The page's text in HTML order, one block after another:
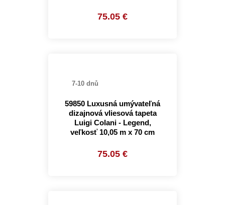
75.05 €
7-10 dnů
59850 Luxusná umývateľná
dizajnová vliesová tapeta
Luigi Colani - Legend,
veľkosť 10,05 m x 70 cm
75.05 €